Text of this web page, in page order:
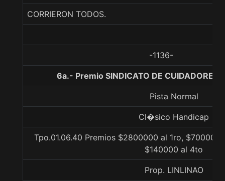
CORRIERON TODOS.
-1136-
6a.- Premio SINDICATO DE CUIDADORES
Pista Normal
Cl�sico Handicap
Tpo.01.06.40 Premios $2800000 al 1ro,
$140000 al 4to
Prop. LINLINAO